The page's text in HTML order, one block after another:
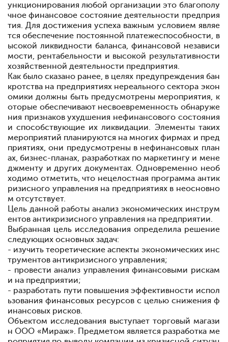
ункционирования любой организацииэто благополу
чное финансовое состояние деятельности предприя
тия. Для достижения успеха важным условием являе
тся обеспечение постоянной платежеспособности, в
ысокой ликвидности баланса, финансовой независи
мости, рентабельности и высокой результативности
хозяйственной деятельности предприятия.
Как было сказано ранее, в целях предупреждения бан
кротства на предприятиях нереального сектора экон
омики должны быть предусмотрены мероприятия, к
оторые обеспечивают несвоевременность обнаруже
ния признаков ухудшения нефинансового состояния
и способствующие их ликвидации. Элементы таких
мероприятий планируются на многих фирмах и пред
приятиях, они предусмотрены в нефинансовых план
ах, бизнес-планах, разработках по маркетингу и мене
джменту и других документах. Одновременно необ
ходимо отметить, что нецелостная программа антик
ризисного управления на предприятиях в неосновно
м отсутствует.
Цель данной работы анализ экономических инструм
ентов антикризисного управления на предприятии.
Выбранная цель исследования определила решение
следующих основных задач:
- изучить теоретические аспекты экономических инс
трументов антикризисного управления;
- провести анализ управления финансовыми рискам
и на предприятии;
- разработать пути повышения эффективности испол
ьзования финансовых ресурсов с целью снижения ф
инансовых рисков.
Объектом исследования выступает торговый магази
н ООО «Мираж». Предметом является разработка ме